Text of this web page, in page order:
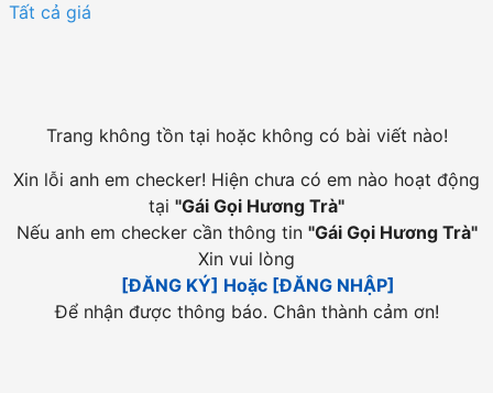
Tất cả giá
Trang không tồn tại hoặc không có bài viết nào!
Xin lỗi anh em checker! Hiện chưa có em nào hoạt động
tại "Gái Gọi Hương Trà"
Nếu anh em checker cần thông tin "Gái Gọi Hương Trà"
Xin vui lòng
[ĐĂNG KÝ] Hoặc [ĐĂNG NHẬP]
Để nhận được thông báo. Chân thành cảm ơn!